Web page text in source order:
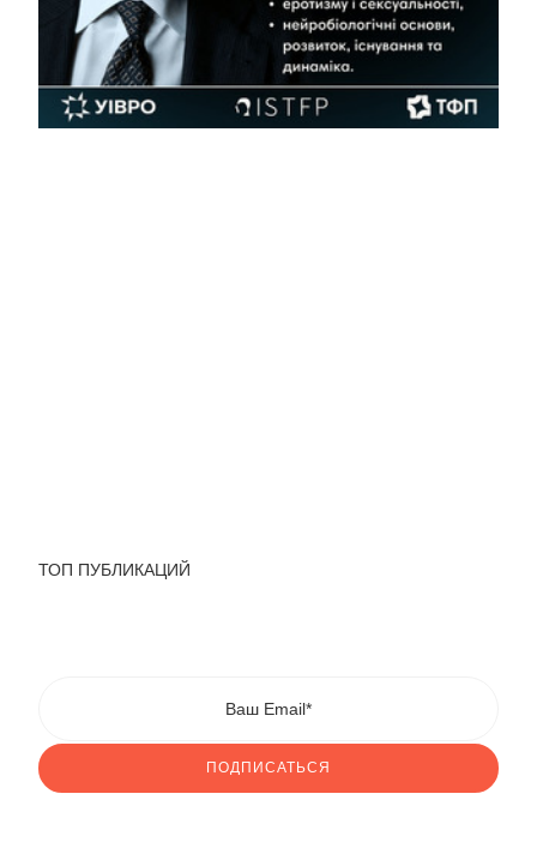
ТОП ПУБЛИКАЦИЙ
ПОДПИСАТЬСЯ